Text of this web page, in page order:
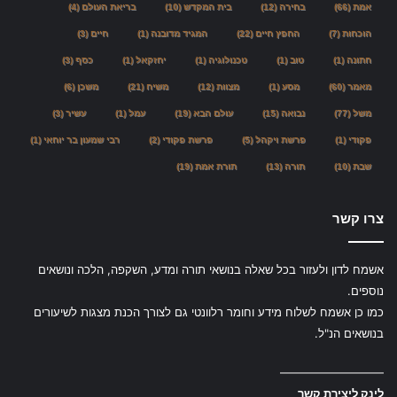
אמת(66) בחירה(12) בית המקדש(10) בריאת העולם (4)
הוכחות(7) החפץ חיים (22) המגיד מדובנה(1) חיים (3)
חתונה(1) טוב(1) טכנולוגיה(1) יחזקאל(1) כסף(3)
מאמר(60) מסע(1) מצוות(12) משיח (21) משכן (6)
משל(77) נבואה(15) עולם הבא(19) עמל(1) עשיר(3)
פקודי (1) פרשת ויקהל(5) פרשת פקודי (2) רבי שמעון בר יוחאי (1)
שבת(10) תורה(13) תורת אמת(19)
צרו קשר
אשמח לדון ולעזור בכל שאלה בנושאי תורה ומדע, השקפה, הלכה ונושאים
נוספים.
כמו כן אשמח לשלוח מידע וחומר רלוונטי גם לצורך הכנת מצגות לשיעורים
בנושאים הנ"ל.
—————————
לינק ליצירת קשר